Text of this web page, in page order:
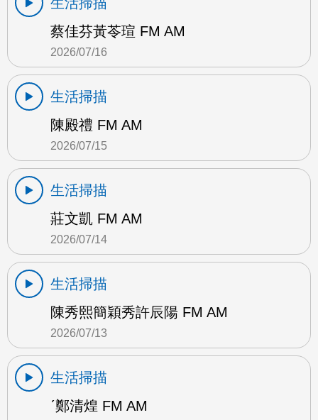
蔡佳芬黃苓瑄 FM AM
2026/07/16
生活掃描
陳殿禮 FM AM
2026/07/15
生活掃描
莊文凱 FM AM
2026/07/14
生活掃描
陳秀熙簡穎秀許辰陽 FM AM
2026/07/13
生活掃描
ˊ鄭清煌 FM AM